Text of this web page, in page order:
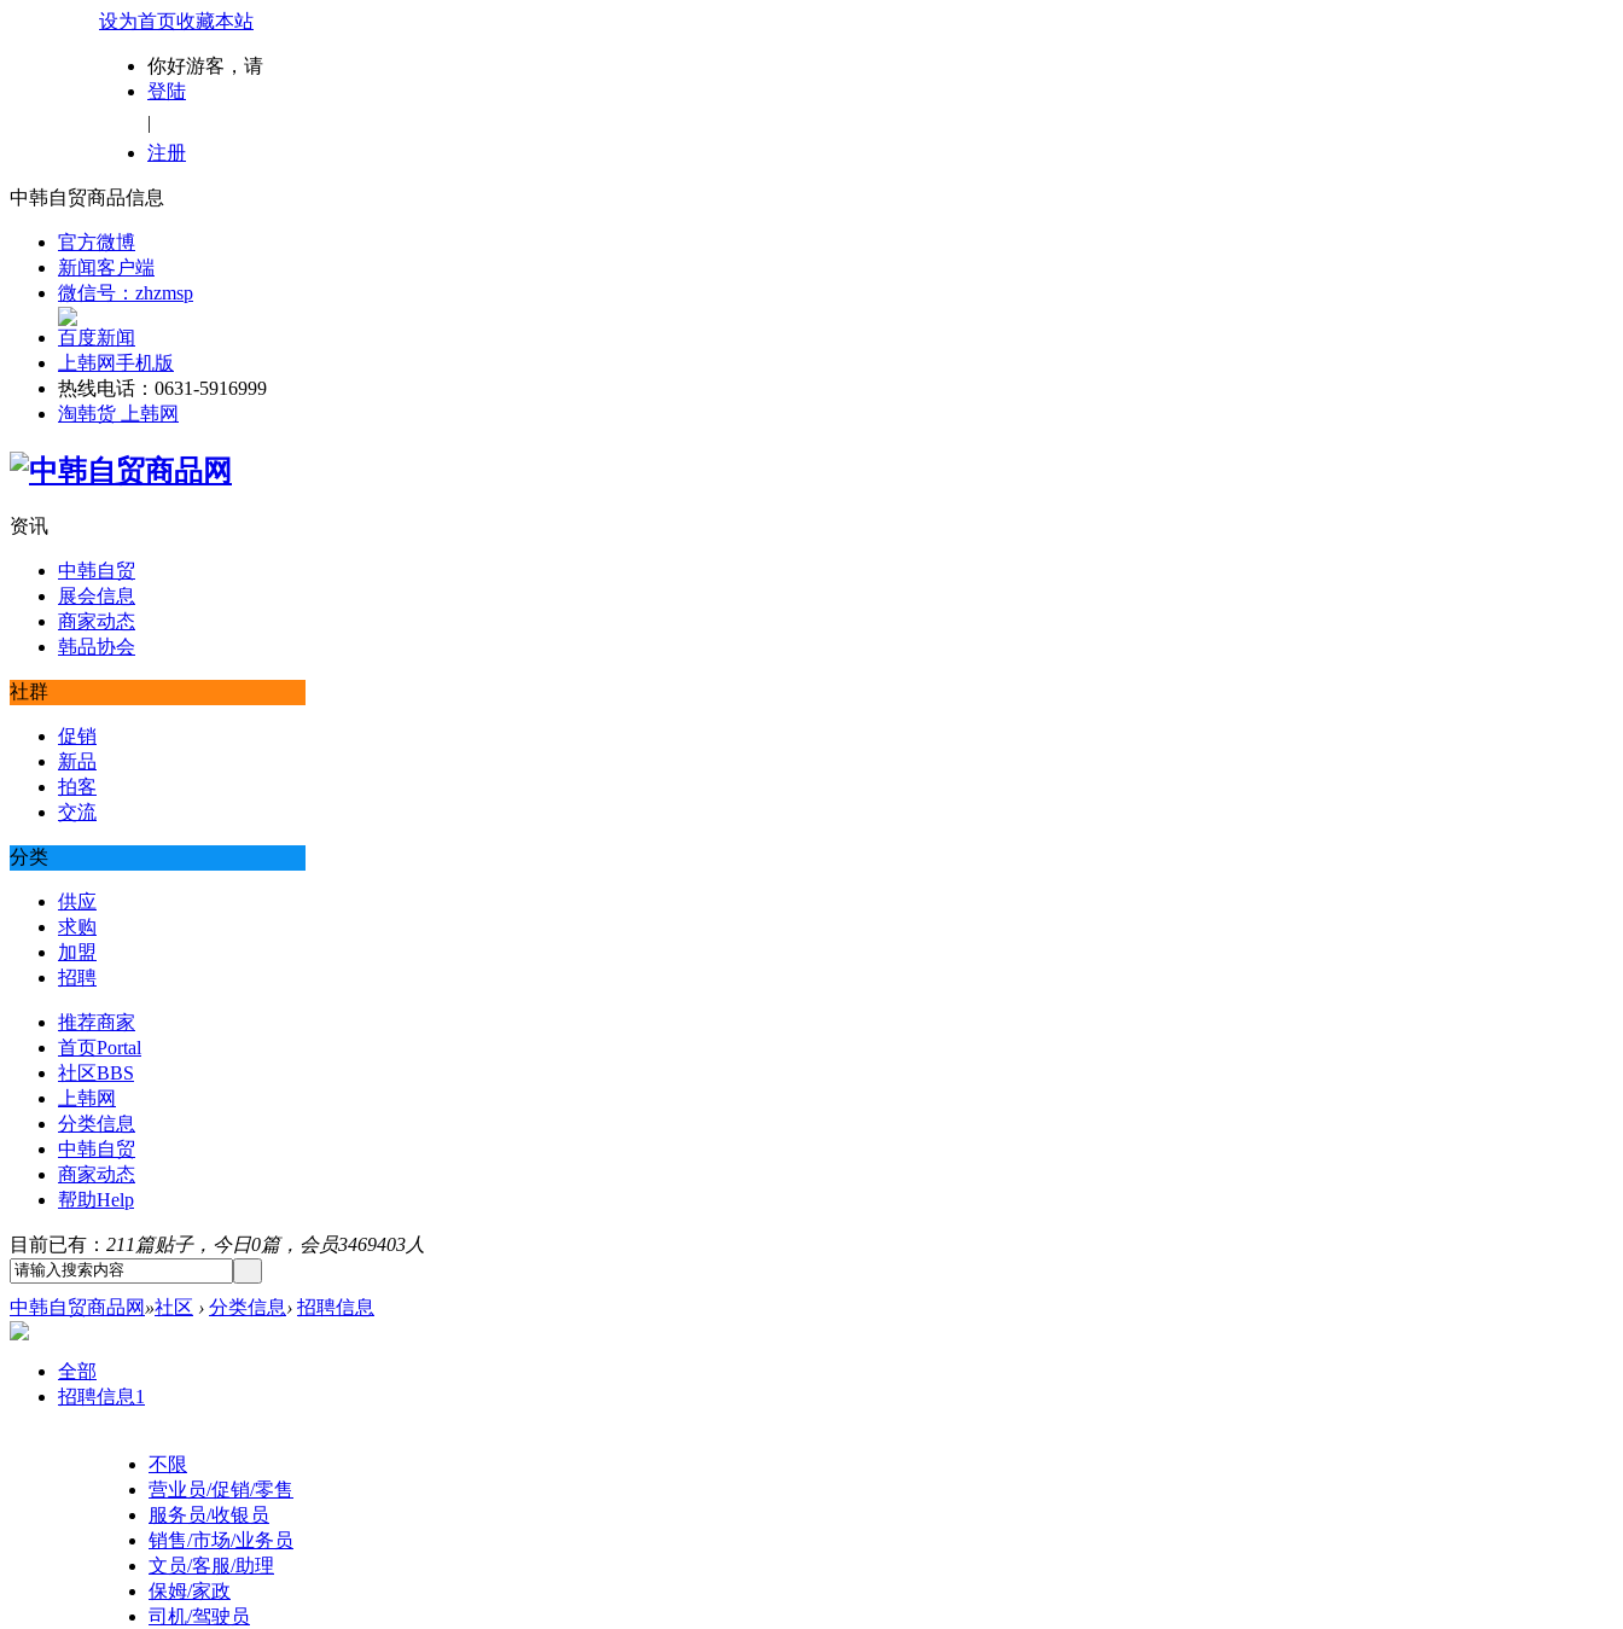
设为首页收藏本站
你好游客，请
登陆
|
注册
中韩自贸商品信息
官方微博
新闻客户端
微信号：zhzmsp
百度新闻
上韩网手机版
热线电话：0631-5916999
淘韩货 上韩网
资讯
中韩自贸
展会信息
商家动态
韩品协会
社群
促销
新品
拍客
交流
分类
供应
求购
加盟
招聘
推荐商家
首页Portal
社区BBS
上韩网
分类信息
中韩自贸
商家动态
帮助Help
目前已有： 211篇贴子，今日0篇，会员3469403人
中韩自贸商品网 »社区 › 分类信息› 招聘信息
全部
招聘信息1
不限
营业员/促销/零售
服务员/收银员
销售/市场/业务员
文员/客服/助理
保姆/家政
司机/驾驶员